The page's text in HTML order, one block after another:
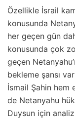
Özellikle İsrail
konusunda
her geçen gün
konusunda çok
geçen
bekleme şansı
İsmail Şahin hem
de Netanyahu
Duysun için